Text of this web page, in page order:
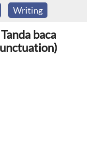
Writing
baca